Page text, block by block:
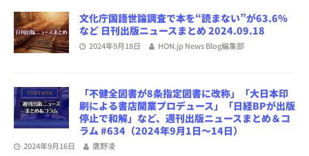
文化庁国語世論調査で本を“読まない”が63.6％
など 日刊出版ニュースまとめ 2024.09.18
2024年9月18日 HON.jp News Blog編集部
「不健全図書が8条指定図書に改称」「大日本印
刷による書店開業プロデュース」「日経BPが出版
停止で和解」など、週刊出版ニュースまとめ＆コ
ラム #634（2024年9月1日～14日）
2024年9月16日 鷹野凌